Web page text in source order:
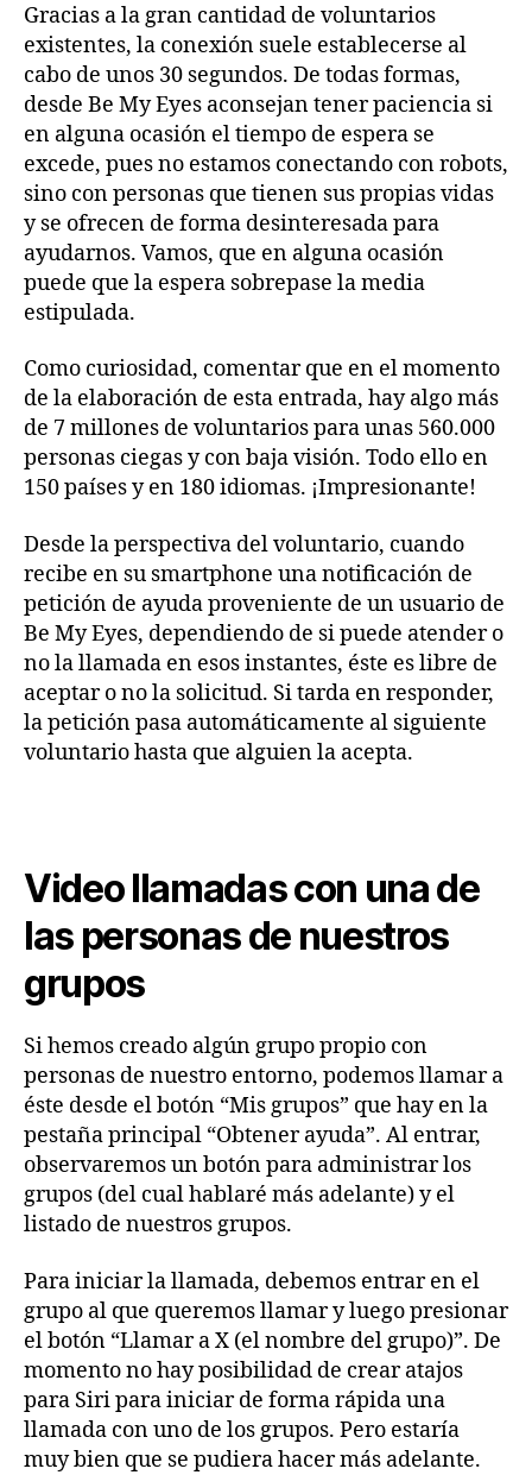
Gracias a la gran cantidad de voluntarios
existentes, la conexión suele establecerse al
cabo de unos 30 segundos. De todas formas,
desde Be My Eyes aconsejan tener paciencia si
en alguna ocasión el tiempo de espera se
excede, pues no estamos conectando con robots,
sino con personas que tienen sus propias vidas
y se ofrecen de forma desinteresada para
ayudarnos. Vamos, que en alguna ocasión
puede que la espera sobrepase la media
estipulada.
Como curiosidad, comentar que en el momento
de la elaboración de esta entrada, hay algo más
de 7 millones de voluntarios para unas 560.000
personas ciegas y con baja visión. Todo ello en
150 países y en 180 idiomas. ¡Impresionante!
Desde la perspectiva del voluntario, cuando
recibe en su smartphone una notificación de
petición de ayuda proveniente de un usuario de
Be My Eyes, dependiendo de si puede atender o
no la llamada en esos instantes, éste es libre de
aceptar o no la solicitud. Si tarda en responder,
la petición pasa automáticamente al siguiente
voluntario hasta que alguien la acepta.
Video llamadas con una de
las personas de nuestros
grupos
Si hemos creado algún grupo propio con
personas de nuestro entorno, podemos llamar a
éste desde el botón “Mis grupos” que hay en la
pestaña principal “Obtener ayuda”. Al entrar,
observaremos un botón para administrar los
grupos (del cual hablaré más adelante) y el
listado de nuestros grupos.
Para iniciar la llamada, debemos entrar en el
grupo al que queremos llamar y luego presionar
el botón “Llamar a X (el nombre del grupo)”. De
momento no hay posibilidad de crear atajos
para Siri para iniciar de forma rápida una
llamada con uno de los grupos. Pero estaría
muy bien que se pudiera hacer más adelante.